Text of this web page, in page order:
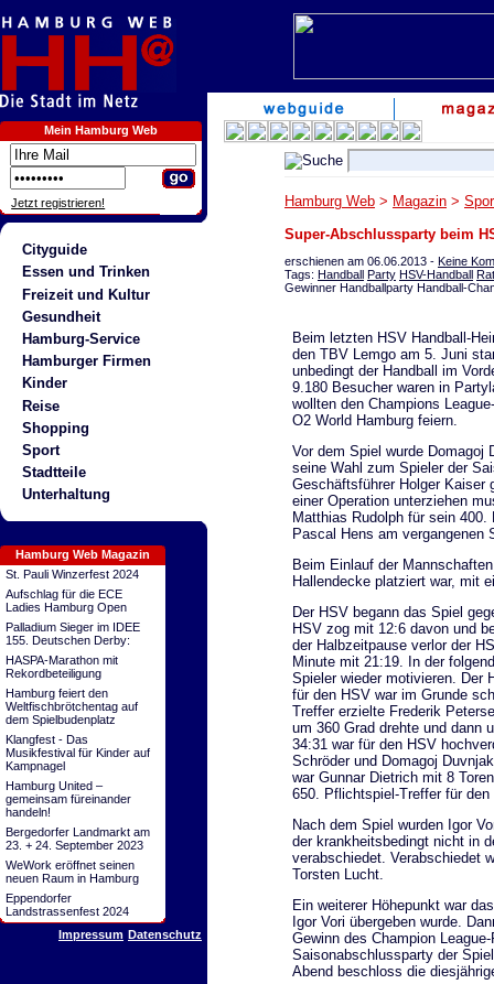
Mein Hamburg Web
Jetzt registrieren!
Cityguide
Essen und Trinken
Freizeit und Kultur
Gesundheit
Hamburg-Service
Hamburger Firmen
Kinder
Reise
Shopping
Sport
Stadtteile
Unterhaltung
Hamburg Web Magazin
St. Pauli Winzerfest 2024
Aufschlag für die ECE
Ladies Hamburg Open
Palladium Sieger im IDEE
155. Deutschen Derby:
HASPA-Marathon mit
Rekordbeteiligung
Hamburg feiert den
Weltfischbrötchentag auf
dem Spielbudenplatz
Klangfest - Das
Musikfestival für Kinder auf
Kampnagel
Hamburg United –
gemeinsam füreinander
handeln!
Bergedorfer Landmarkt am
23. + 24. September 2023
WeWork eröffnet seinen
neuen Raum in Hamburg
Eppendorfer
Landstrassenfest 2024
Impressum Datenschutz
Hamburg Web > Magazin >
Super-Abschlussparty beim
erschienen am 06.06.2013 - Keine
Tags: Handball Party HSV-Handball
Gewinner Handballparty Handball-
Beim letzten HSV Handball-
den TBV Lemgo am 5. Juni
unbedingt der Handball im
9.180 Besucher waren in
wollten den Champions
O2 World Hamburg feiern.
Vor dem Spiel wurde Domagoj
seine Wahl zum Spieler der
Geschäftsführer Holger Kaiser
einer Operation unterziehen
Matthias Rudolph für sein
Pascal Hens am vergangenen
Beim Einlauf der
Hallendecke platziert war, mit
Der HSV begann das Spiel
HSV zog mit 12:6 davon und
der Halbzeitpause verlor der
Minute mit 21:19. In der
Spieler wieder motivieren. Der
für den HSV war im Grunde
Treffer erzielte Frederik
um 360 Grad drehte und dann
34:31 war für den HSV
Schröder und Domagoj
war Gunnar Dietrich mit 8
650. Pflichtspiel-Treffer für den
Nach dem Spiel wurden Igor
der krankheitsbedingt nicht in
verabschiedet. Verabschiedet
Torsten Lucht.
Ein weiterer Höhepunkt war
Igor Vori übergeben wurde.
Gewinn des Champion
Saisonabschlussparty der
Abend beschloss die